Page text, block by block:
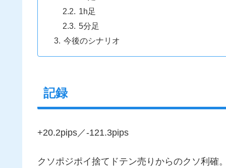
1h足
5分足
今後のシナリオ
記録
+20.2pips／-121.3pips
クソポジポイ捨てドテン売りからのクソ利確